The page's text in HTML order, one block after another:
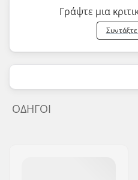
Γράψτε μια
Συντάξτε
ΟΔΗΓΟΊ